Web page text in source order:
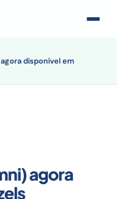
disponível em
agora